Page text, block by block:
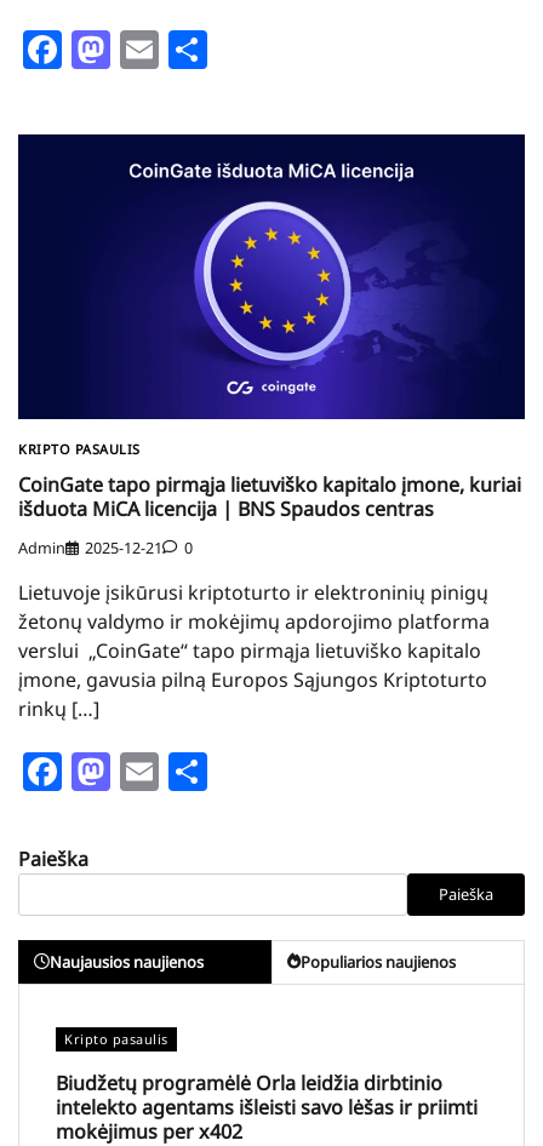
Facebook
Mastodon
Email
KRIPTO PASAULIS
CoinGate tapo pirmąja lietuviško kapitalo įmone, kuriai
išduota MiCA licencija | BNS Spaudos centras
Admin 2025-12-21 0
Lietuvoje įsikūrusi kriptoturto ir elektroninių pinigų
žetonų valdymo ir mokėjimų apdorojimo platforma
verslui „CoinGate“ tapo pirmąja lietuviško kapitalo
įmone, gavusia pilną Europos Sąjungos Kriptoturto
rinkų […]
Facebook
Mastodon
Email
Paieška
Paieška
Naujausios naujienos Populiarios naujienos
Kripto pasaulis
Biudžetų programėlė Orla leidžia dirbtinio
intelekto agentams išleisti savo lėšas ir priimti
mokėjimus per x402